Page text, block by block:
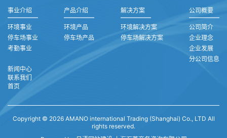
首页
事业介绍
环境事业
停车场事业
考勤事业
产品介绍
环境产品
停车场产品
解决方案
环境解决方案
停车场解决方案
公司概要
公司简介
企业理念
企业发展
分公司信息
新闻中心
联系我们
Copyright © 2026 AMANO international Trading (Shanghai) Co., LTD All
rights reserved.